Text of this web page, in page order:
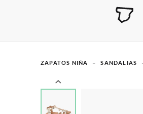
ZAPATOS NIÑA SANDALIAS